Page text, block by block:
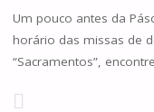
Um pouco antes da
horário das missas de
“Sacramentos”,